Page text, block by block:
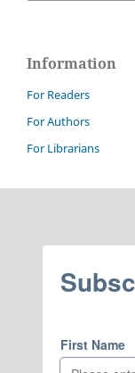
Information
For Readers
For Authors
For Librarians